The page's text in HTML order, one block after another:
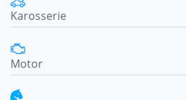
Karosserie
Motor